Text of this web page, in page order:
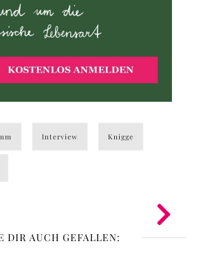
Interview Knigge
DIR AUCH GEFALLEN: